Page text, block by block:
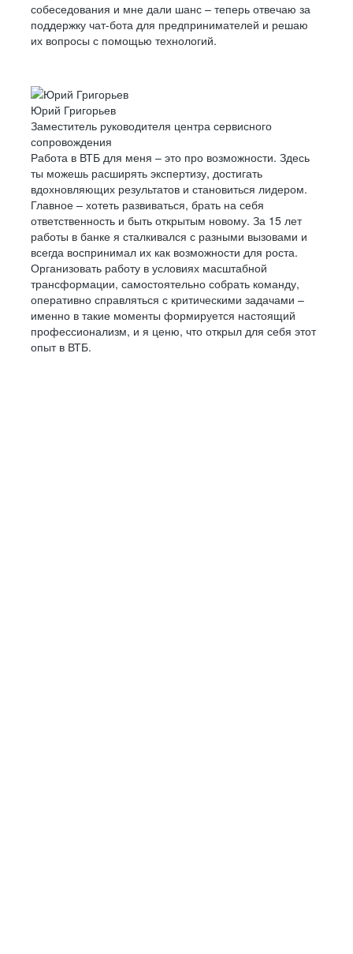
собеседования и мне дали шанс – теперь отвечаю за
поддержку чат-бота для предпринимателей и решаю
их вопросы с помощью технологий.
Юрий Григорьев
Заместитель руководителя центра сервисного
сопровождения
Работа в ВТБ для меня – это про возможности. Здесь
ты можешь расширять экспертизу, достигать
вдохновляющих результатов и становиться лидером.
Главное – хотеть развиваться, брать на себя
ответственность и быть открытым новому. За 15 лет
работы в банке я сталкивался с разными вызовами и
всегда воспринимал их как возможности для роста.
Организовать работу в условиях масштабной
трансформации, самостоятельно собрать команду,
оперативно справляться с критическими задачами –
именно в такие моменты формируется настоящий
профессионализм, и я ценю, что открыл для себя этот
опыт в ВТБ.